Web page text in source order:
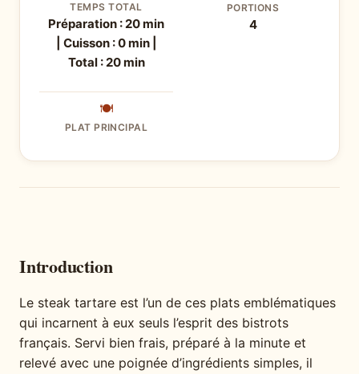
TEMPS TOTAL
Préparation : 20 min
| Cuisson : 0 min |
Total : 20 min
PORTIONS
4
🍽
PLAT PRINCIPAL
Introduction
Le steak tartare est l’un de ces plats emblématiques
qui incarnent à eux seuls l’esprit des bistrots
français. Servi bien frais, préparé à la minute et
relevé avec une poignée d’ingrédients simples, il